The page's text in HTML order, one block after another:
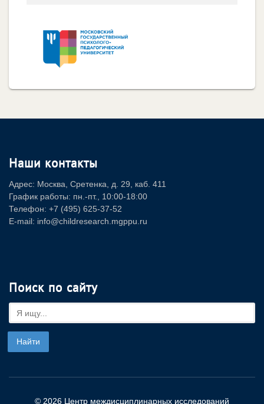
Наши контакты
Адрес: Москва, Сретенка, д. 29, каб. 411
График работы: пн.-пт., 10:00-18:00
Телефон: +7 (495) 625-37-52
E-mail: info@childresearch.mgppu.ru
Поиск по сайту
© 2026 Центр междисциплинарных исследований